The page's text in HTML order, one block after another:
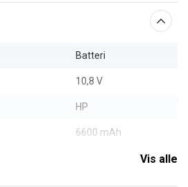
Batteri
10,8 V
HP
6600 mAh
Vis alle